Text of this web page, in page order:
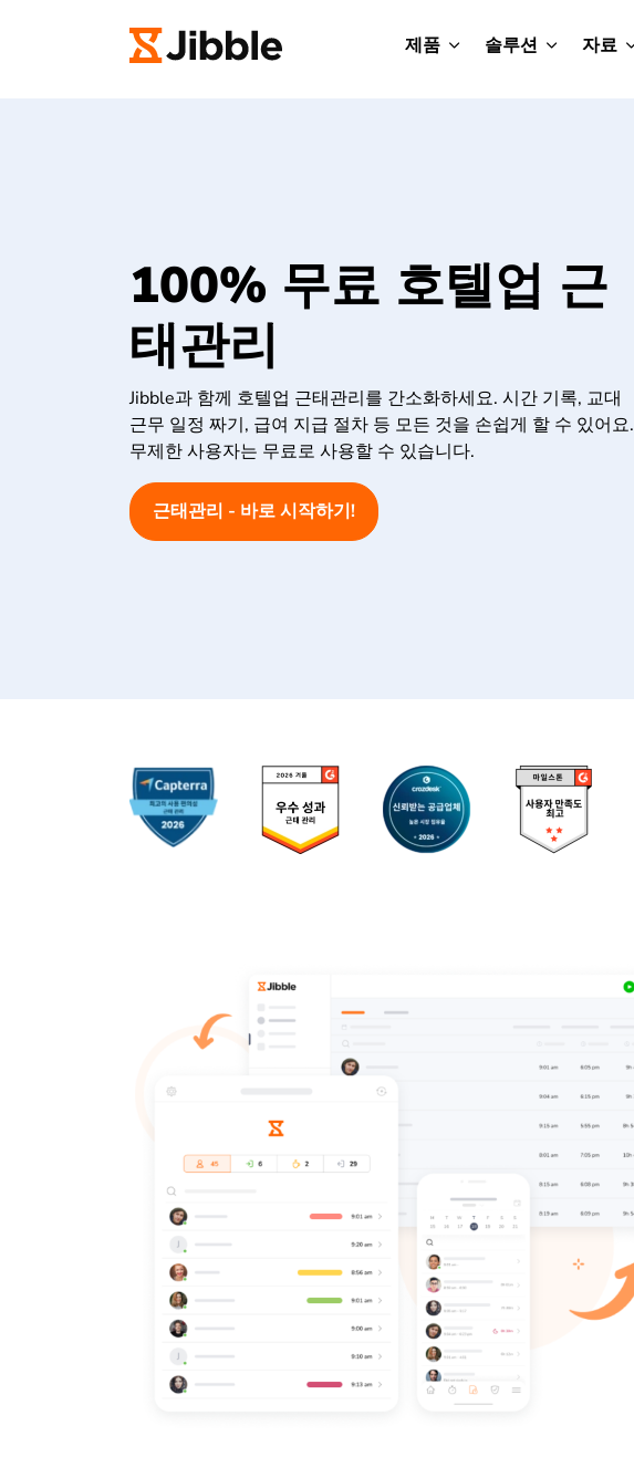
제품 솔루션 자료
100% 무료 호텔업 근
태관리
Jibble과 함께 호텔업 근태관리를 간소화하세요. 시간 기록, 교대
근무 일정 짜기, 급여 지급 절차 등 모든 것을 손쉽게 할 수 있어요.
무제한 사용자는 무료로 사용할 수 있습니다.
근태관리 - 바로 시작하기!